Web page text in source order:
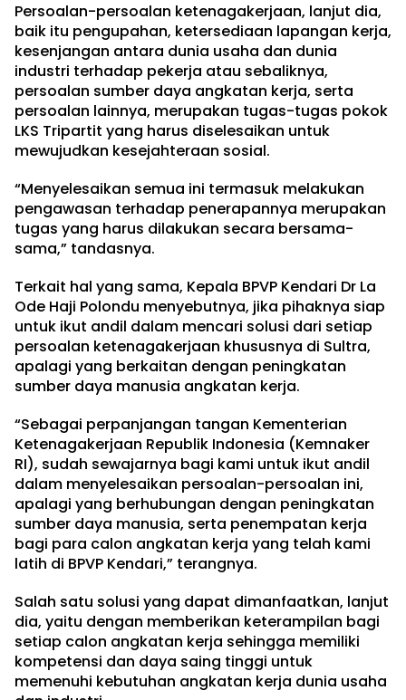
Persoalan-persoalan ketenagakerjaan, lanjut dia,
baik itu pengupahan, ketersediaan lapangan kerja,
kesenjangan antara dunia usaha dan dunia
industri terhadap pekerja atau sebaliknya,
persoalan sumber daya angkatan kerja, serta
persoalan lainnya, merupakan tugas-tugas pokok
LKS Tripartit yang harus diselesaikan untuk
mewujudkan kesejahteraan sosial.
“Menyelesaikan semua ini termasuk melakukan
pengawasan terhadap penerapannya merupakan
tugas yang harus dilakukan secara bersama-
sama,” tandasnya.
Terkait hal yang sama, Kepala BPVP Kendari Dr La
Ode Haji Polondu menyebutnya, jika pihaknya siap
untuk ikut andil dalam mencari solusi dari setiap
persoalan ketenagakerjaan khususnya di Sultra,
apalagi yang berkaitan dengan peningkatan
sumber daya manusia angkatan kerja.
“Sebagai perpanjangan tangan Kementerian
Ketenagakerjaan Republik Indonesia (Kemnaker
RI), sudah sewajarnya bagi kami untuk ikut andil
dalam menyelesaikan persoalan-persoalan ini,
apalagi yang berhubungan dengan peningkatan
sumber daya manusia, serta penempatan kerja
bagi para calon angkatan kerja yang telah kami
latih di BPVP Kendari,” terangnya.
Salah satu solusi yang dapat dimanfaatkan, lanjut
dia, yaitu dengan memberikan keterampilan bagi
setiap calon angkatan kerja sehingga memiliki
kompetensi dan daya saing tinggi untuk
memenuhi kebutuhan angkatan kerja dunia usaha